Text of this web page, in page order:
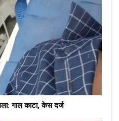
गाल काटा, केस दर्ज